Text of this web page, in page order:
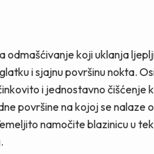
odmašćivanje koji uklanja
i sjajnu površinu nokta.
i jednostavno čišćenje
površine na kojoj se nalaze
namočite blazinicu u